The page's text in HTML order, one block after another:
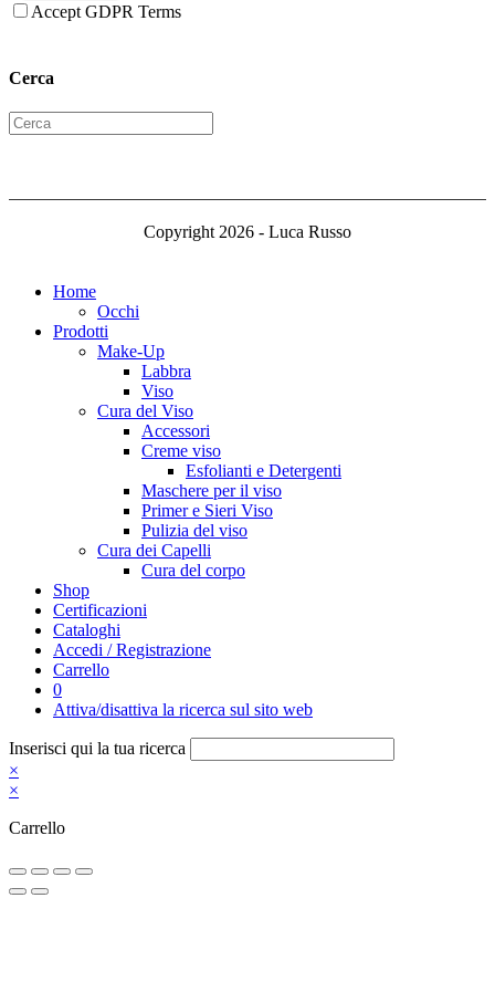
Accept GDPR Terms
Cerca
Copyright 2026 - Luca Russo
Home
Occhi
Prodotti
Make-Up
Labbra
Viso
Cura del Viso
Accessori
Creme viso
Esfolianti e Detergenti
Maschere per il viso
Primer e Sieri Viso
Pulizia del viso
Cura dei Capelli
Cura del corpo
Shop
Certificazioni
Cataloghi
Accedi / Registrazione
Carrello
0
Attiva/disattiva la ricerca sul sito web
Inserisci qui la tua ricerca
×
×
Carrello